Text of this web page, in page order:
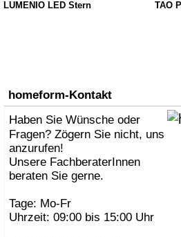
LUMENIO LED Stern TAO
homeform-Kontakt
Haben Sie Wünsche oder
Fragen? Zögern Sie nicht, uns
anzurufen!
Unsere FachberaterInnen
beraten Sie gerne.
Tage: Mo-Fr
Uhrzeit: 09:00 bis 15:00 Uhr